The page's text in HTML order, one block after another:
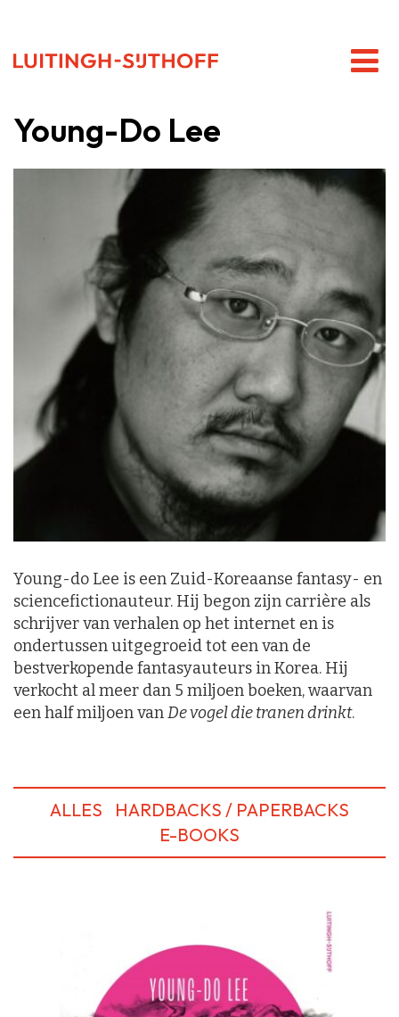
Young-Do Lee
Young-do Lee is een Zuid-Koreaanse fantasy- en
sciencefictionauteur. Hij begon zijn carrière als
schrijver van verhalen op het internet en is
ondertussen uitgegroeid tot een van de
bestverkopende fantasyauteurs in Korea. Hij
verkocht al meer dan 5 miljoen boeken, waarvan
een half miljoen vanDe vogel die tranen drinkt.
ALLES
HARDBACKS / PAPERBACKS
E-BOOKS